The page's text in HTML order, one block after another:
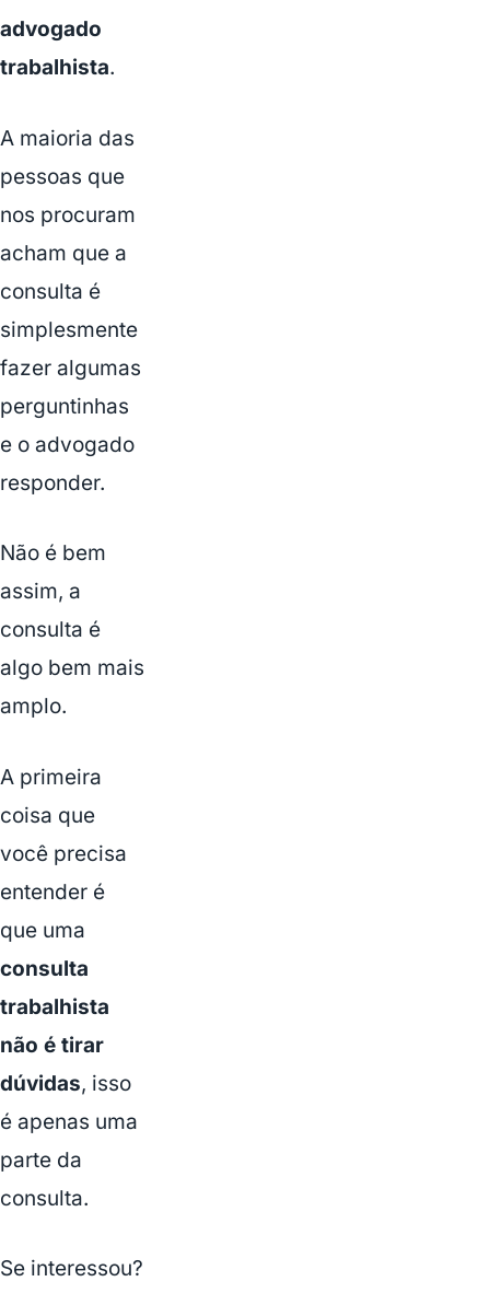
advogado
trabalhista.
A maioria das
pessoas que
nos procuram
acham que a
consulta é
simplesmente
fazer algumas
perguntinhas
e o advogado
responder.
Não é bem
assim, a
consulta é
algo bem mais
amplo.
A primeira
coisa que
você precisa
entender é
que uma
consulta
trabalhista
não é tirar
dúvidas, isso
é apenas uma
parte da
consulta.
Se interessou?